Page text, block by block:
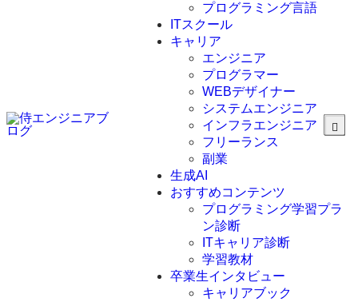
プログラミング言語
C言語
C#
VBA
Go言語
Kotlin
Java
JavaScript
Swift
Ruby
ITスクール
キャリア
エンジニア
プログラマー
WEBデザイナー
システムエンジニア
インフラエンジニア
フリーランス
副業
生成AI
おすすめコンテンツ
プログラミング学習プラ
ン診断
ITキャリア診断
学習教材
卒業生インタビュー
キャリアブック